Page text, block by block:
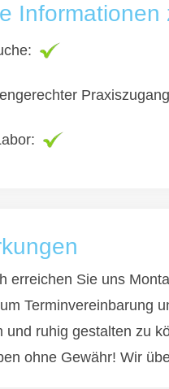
Informationen
erreichen Sie uns
Terminvereinbarung
und ruhig gestalten zu
ohne Gewähr! Wir